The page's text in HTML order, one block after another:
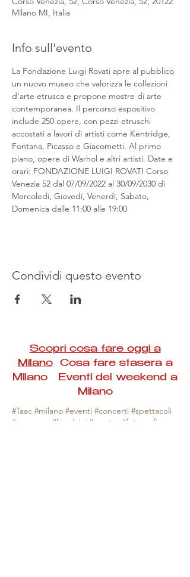
Milano MI, Italia
Info sull'evento
La Fondazione Luigi Rovati apre al pubblico
un nuovo museo che valorizza le collezioni
d’arte etrusca e propone mostre di arte
contemporanea. Il percorso espositivo
include 250 opere, con pezzi etruschi
accostati a lavori di artisti come Kentridge,
Fontana, Picasso e Giacometti. Al primo
piano, opere di Warhol e altri artisti. Date e
orari: FONDAZIONE LUIGI ROVATI Corso
Venezia 52 dal 07/09/2022 al 30/09/2030 di
Mercoledì, Giovedì, Venerdì, Sabato,
Domenica dalle 11:00 alle 19:00
Condividi questo evento
Scopri cosa fare oggi a
MilanoCosa fare stasera a
Milano Eventi del weekend a
Milano
#Taac #milano #eventi #concerti #spettacoli
#rassegne #bambini #mostre #fotografia